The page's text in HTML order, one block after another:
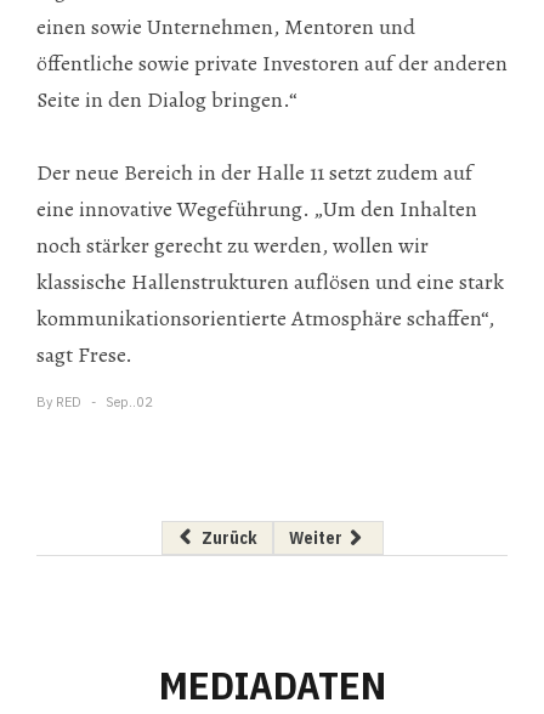
einen sowie Unternehmen, Mentoren und
öffentliche sowie private Investoren auf der anderen
Seite in den Dialog bringen.“
Der neue Bereich in der Halle 11 setzt zudem auf
eine innovative Wegeführung. „Um den Inhalten
noch stärker gerecht zu werden, wollen wir
klassische Hallenstrukturen auflösen und eine stark
kommunikationsorientierte Atmosphäre schaffen“,
sagt Frese.
By RED Sep..02
Vorheriger Beitrag: Verändertes
Zurück Nächster Beitrag: Neuer
Weiter
MEDIADATEN